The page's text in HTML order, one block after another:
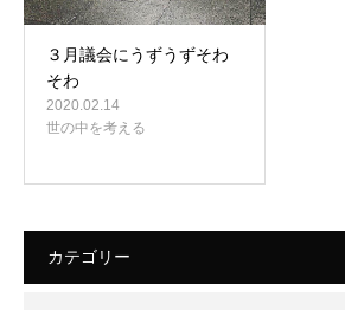
３月議会にうずうずそわ
そわ
2020.02.14
世の中を考える
カテゴリー